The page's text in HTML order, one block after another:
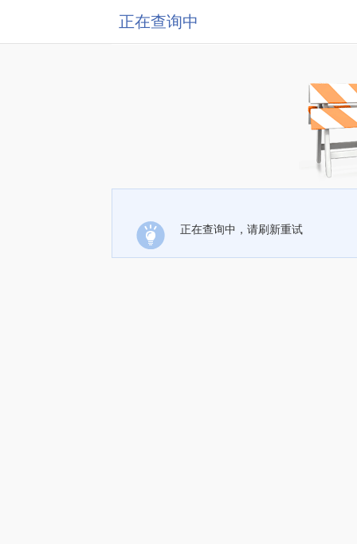
正在查询中
正在查询中，请刷新重试